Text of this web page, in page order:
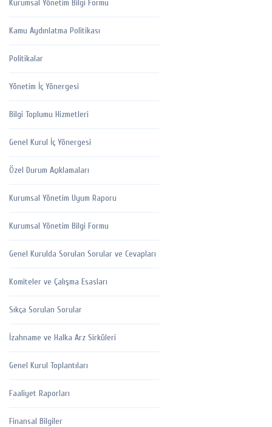
Kurumsal Yönetim Bilgi Formu
Kamu Aydınlatma Politikası
Politikalar
Yönetim İç Yönergesi
Bilgi Toplumu Hizmetleri
Genel Kurul İç Yönergesi
Özel Durum Açıklamaları
Kurumsal Yönetim Uyum Raporu
Kurumsal Yönetim Bilgi Formu
Genel Kurulda Sorulan Sorular ve Cevapları
Komiteler ve Çalışma Esasları
Sıkça Sorulan Sorular
İzahname ve Halka Arz Sirküleri
Genel Kurul Toplantıları
Faaliyet Raporları
Finansal Bilgiler